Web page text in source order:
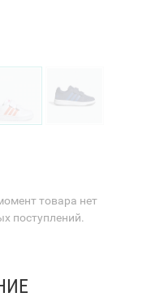
товара нет
поступлений.